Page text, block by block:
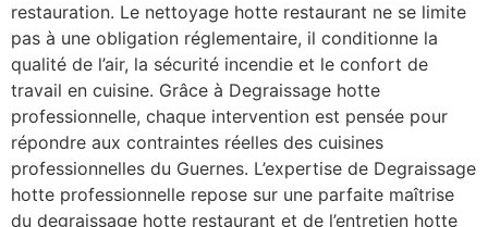
restauration. Le nettoyage hotte restaurant ne se limite
pas à une obligation réglementaire, il conditionne la
qualité de l’air, la sécurité incendie et le confort de
travail en cuisine. Grâce à Degraissage hotte
professionnelle, chaque intervention est pensée pour
répondre aux contraintes réelles des cuisines
professionnelles du Guernes. L’expertise de Degraissage
hotte professionnelle repose sur une parfaite maîtrise
du degraissage hotte restaurant et de l’entretien hotte